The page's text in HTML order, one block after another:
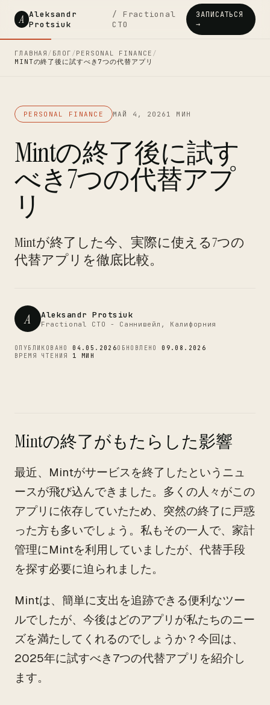
A Aleksandr
Protsiuk
/ Fractional
CTO
ЗАПИСАТЬСЯ
→
ГЛАВНАЯ / БЛОГ /PERSONAL FINANCE /
MINTの終了後に試すべき7つの代替アプリ
PERSONAL FINANCE МАЙ 4, 2026 1 МИН
Mintの終了後に試す
べき7つの代替アプ
リ
Mintが終了した今、実際に使える7つの
代替アプリを徹底比較。
A Aleksandr Protsiuk
Fractional CTO - Саннивейл, Калифорния
ОПУБЛИКОВАНО04.05.2026ОБНОВЛЕНО09.08.2026
ВРЕМЯ ЧТЕНИЯ 1 МИН
Mintの終了がもたらした影響
最近、Mintがサービスを終了したというニュ
ースが飛び込んできました。多くの人々がこの
アプリに依存していたため、突然の終了に戸惑
った方も多いでしょう。私もその一人で、家計
管理にMintを利用していましたが、代替手段
を探す必要に迫られました。
Mintは、簡単に支出を追跡できる便利なツー
ルでしたが、今後はどのアプリが私たちのニー
ズを満たしてくれるのでしょうか？今回は、
2025年に試すべき7つの代替アプリを紹介し
ます。